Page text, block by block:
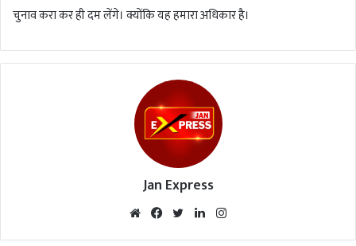
चुनाव करा कर ही दम लेंगे। क्योंकि यह हमारा अधिकार है।
Jan Express
We Fac Twi Lin